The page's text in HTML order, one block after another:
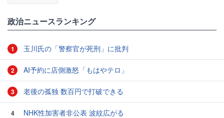
政治ニュースランキング
1 玉川氏の「警察官が死刑」に批判
2 AI予約に店側激怒「もはやテロ」
3 老後の孤独 数百円で打破できる
4 NHK性加害者非公表 波紋広がる